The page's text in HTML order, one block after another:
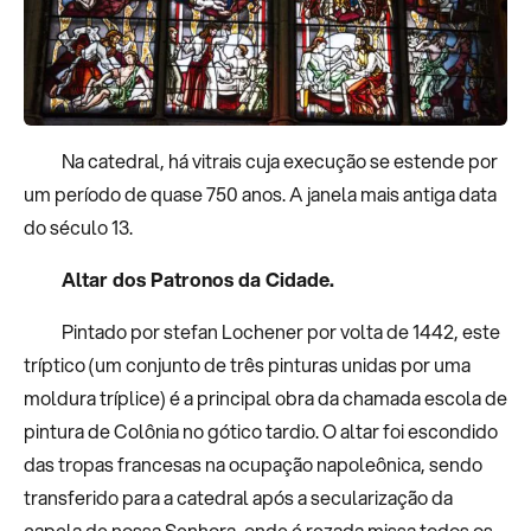
Na catedral, há vitrais cuja execução se estende por
um período de quase 750 anos. A janela mais antiga data
do século 13.
Altar dos Patronos da Cidade.
Pintado por stefan Lochener por volta de 1442, este
tríptico (um conjunto de três pinturas unidas por uma
moldura tríplice) é a principal obra da chamada escola de
pintura de Colônia no gótico tardio. O altar foi escondido
das tropas francesas na ocupação napoleônica, sendo
transferido para a catedral após a secularização da